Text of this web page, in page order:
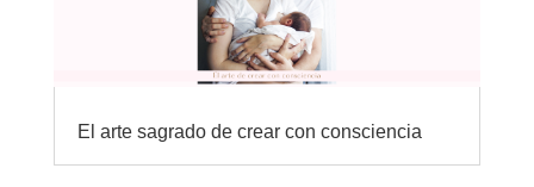
El arte sagrado de crear con consciencia